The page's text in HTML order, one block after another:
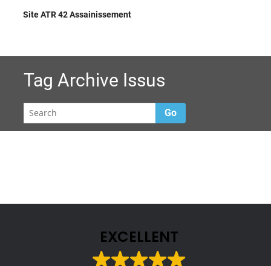
Site ATR 42 Assainissement
Tag Archive Issus
Go
EXCELLENT